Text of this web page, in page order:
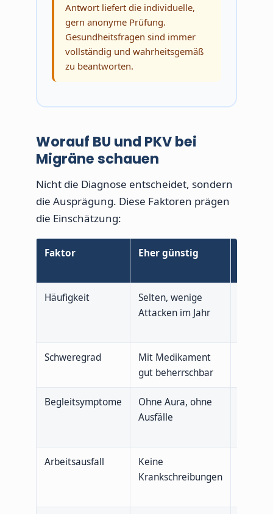
Antwort liefert die individuelle,
gern anonyme Prüfung.
Gesundheitsfragen sind immer
vollständig und wahrheitsgemäß
zu beantworten.
Worauf BU und PKV bei
Migräne schauen
Nicht die Diagnose entscheidet, sondern
die Ausprägung. Diese Faktoren prägen
die Einschätzung:
Faktor Eher günstig
Häufigkeit
Selten, wenige
Attacken im Jahr
Schweregrad
Mit Medikament
gut beherrschbar
Begleitsymptome
Ohne Aura, ohne
Ausfälle
Arbeitsausfall
Keine
Krankschreibungen